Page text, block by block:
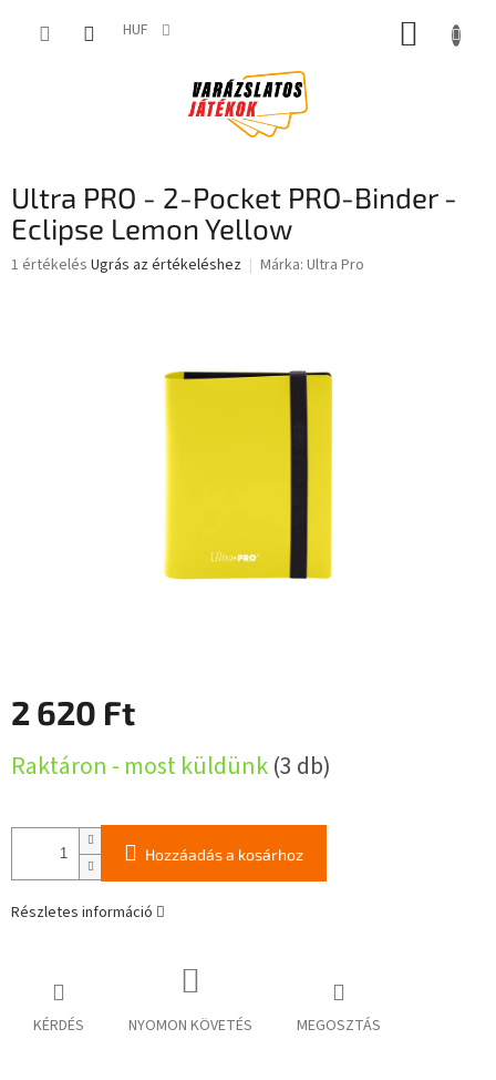
HUF KOSÁR
Ultra PRO - 2-Pocket PRO-Binder -
Eclipse Lemon Yellow
A
1 értékelés Ugrás az értékeléshez Márka: Ultra Pro
2 620 Ft
Raktáron - most küldünk(3 db)
Hozzáadás a kosárhoz
Részletes információ
KÉRDÉS NYOMON KÖVETÉS MEGOSZTÁS